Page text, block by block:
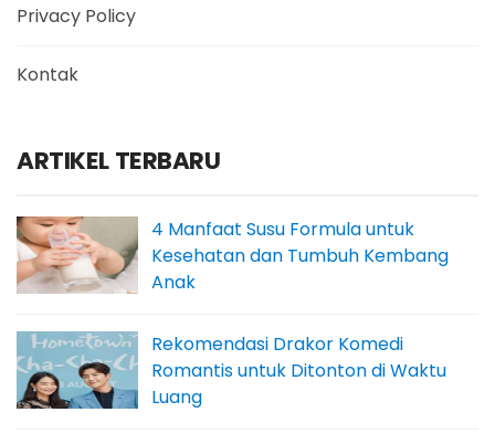
Privacy Policy
Kontak
ARTIKEL TERBARU
4 Manfaat Susu Formula untuk
Kesehatan dan Tumbuh Kembang
Anak
Rekomendasi Drakor Komedi
Romantis untuk Ditonton di Waktu
Luang